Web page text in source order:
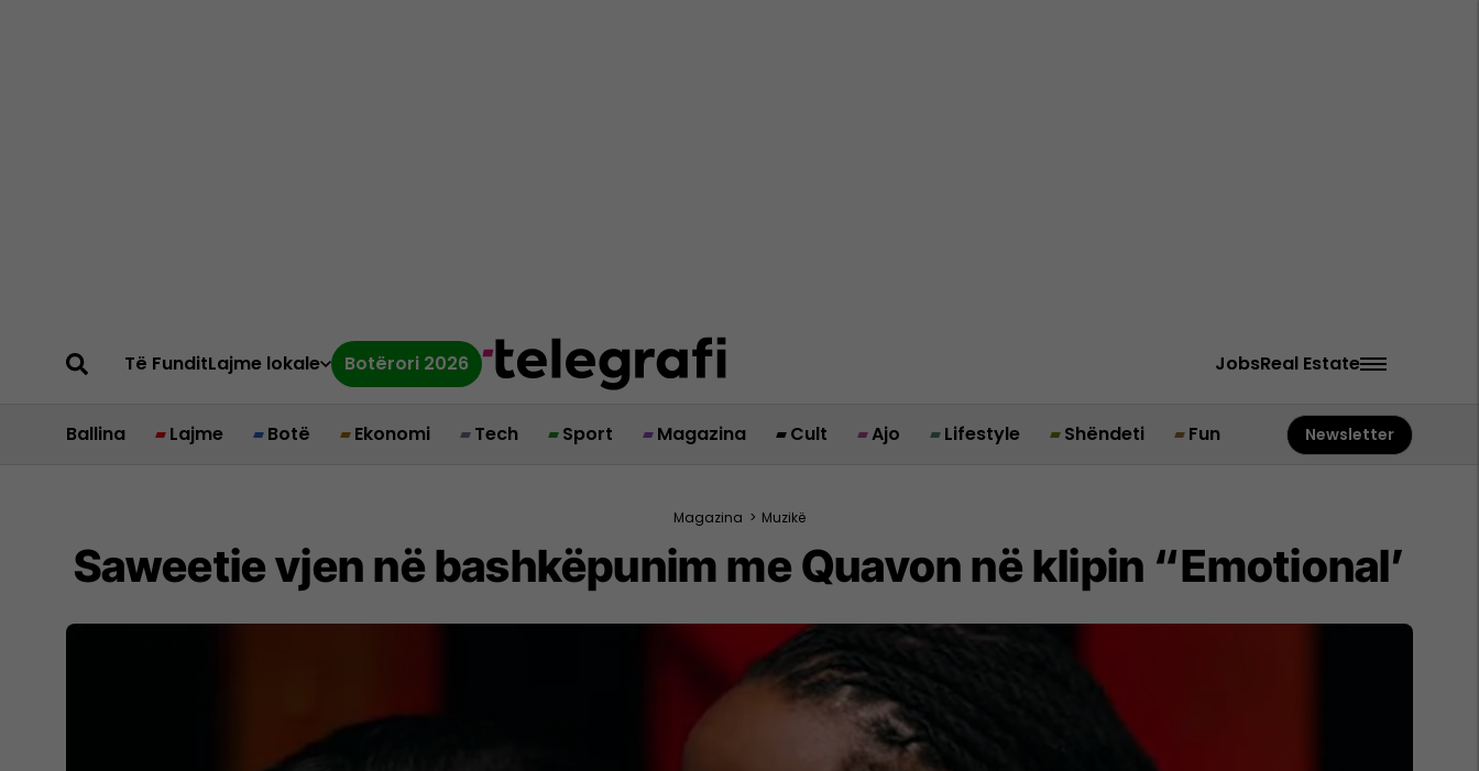
Të FunditLajme lokale Botërori 2026 JobsReal Estate
Ballina Lajme Botë Ekonomi Tech Sport Magazina Cult Ajo Lifestyle Shëndeti Fun Newsletter
Magazina > Muzikë
Saweetie vjen në bashkëpunim me Quavon në klipin “Emotional’